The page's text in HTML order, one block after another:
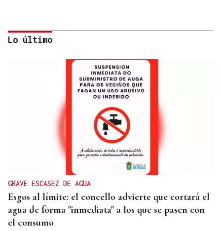
Itxu Díaz
El doble bikini como filosofía de vida
Lo último
GRAVE ESCASEZ DE AGUA
Esgos al límite: el concello advierte que cortará el
agua de forma "inmediata" a los que se pasen con
el consumo